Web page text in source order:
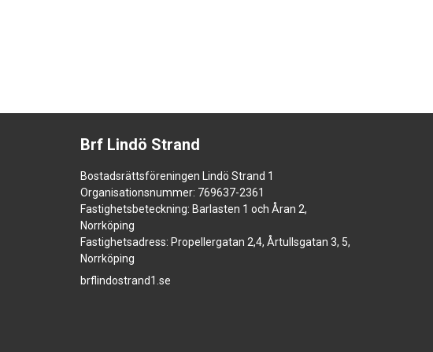
Brf Lindö Strand
Bostadsrättsföreningen Lindö Strand 1
Organisationsnummer: 769637-2361
Fastighetsbeteckning: Barlasten 1 och Åran 2,
Norrköping
Fastighetsadress: Propellergatan 2,4, Årtullsgatan 3, 5,
Norrköping
brflindostrand1.se